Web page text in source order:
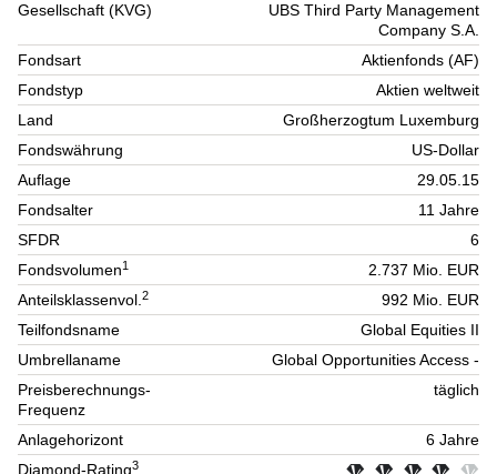
Gesellschaft (KVG)
UBS Third Party Management
Company S.A.
Fondsart
Aktienfonds (AF)
Fondstyp
Aktien weltweit
Land
Großherzogtum Luxemburg
Fondswährung
US-Dollar
Auflage
29.05.15
Fondsalter
11 Jahre
SFDR
6
Fondsvolumen1
2.737 Mio. EUR
Anteilsklassenvol.2
992 Mio. EUR
Teilfondsname
Global Equities II
Umbrellaname
Global Opportunities Access -
Preisberechnungs-
Frequenz
täglich
Anlagehorizont
6 Jahre
Diamond-Rating3